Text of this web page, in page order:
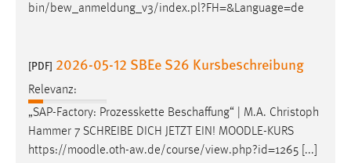
bin/bew_anmeldung_v3/index.pl?FH=&Language=de
[PDF] 2026-05-12 SBEe S26 Kursbeschreibung
Relevanz:
„SAP-Factory: Prozesskette Beschaffung“ | M.A. Christoph
Hammer 7 SCHREIBE DICH JETZT EIN! MOODLE-KURS
https://moodle.oth-aw.de/course/view.php?id=1265 [...]
Facebook
Conversion-Tracking
Cookie Laufzeit:
3 Monate